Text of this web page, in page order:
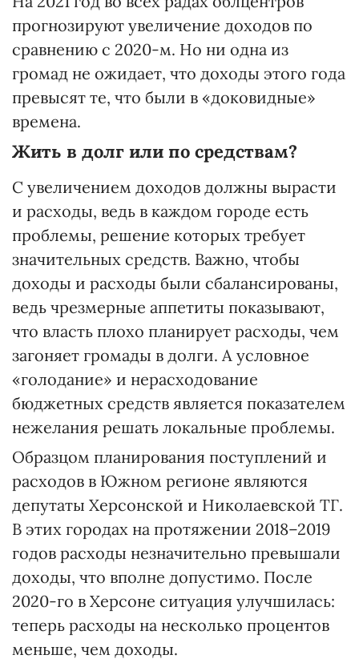
прогнозируют увеличение доходов по
сравнению с 2020-м. Но ни одна из
громад не ожидает, что доходы этого года
превысят те, что были в «доковидные»
времена.
Жить в долг или по средствам?
С увеличением доходов должны вырасти
и расходы, ведь в каждом городе есть
проблемы, решение которых требует
значительных средств. Важно, чтобы
доходы и расходы были сбалансированы,
ведь чрезмерные аппетиты показывают,
что власть плохо планирует расходы, чем
загоняет громады в долги. А условное
«голодание» и нерасходование
бюджетных средств является показателем
нежелания решать локальные проблемы.
Образцом планирования поступлений и
расходов в Южном регионе являются
депутаты Херсонской и Николаевской ТГ.
В этих городах на протяжении 2018–2019
годов расходы незначительно превышали
доходы, что вполне допустимо. После
2020-го в Херсоне ситуация улучшилась:
теперь расходы на несколько процентов
меньше, чем доходы.